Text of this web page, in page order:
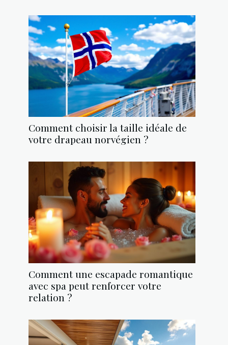
Comment choisir la taille idéale de
votre drapeau norvégien ?
Comment une escapade romantique
avec spa peut renforcer votre
relation ?